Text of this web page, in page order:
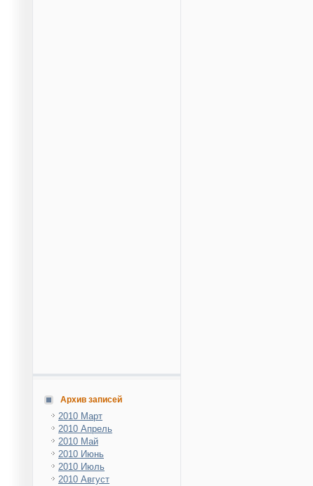
Архив записей
2010 Март
2010 Апрель
2010 Май
2010 Июнь
2010 Июль
2010 Август